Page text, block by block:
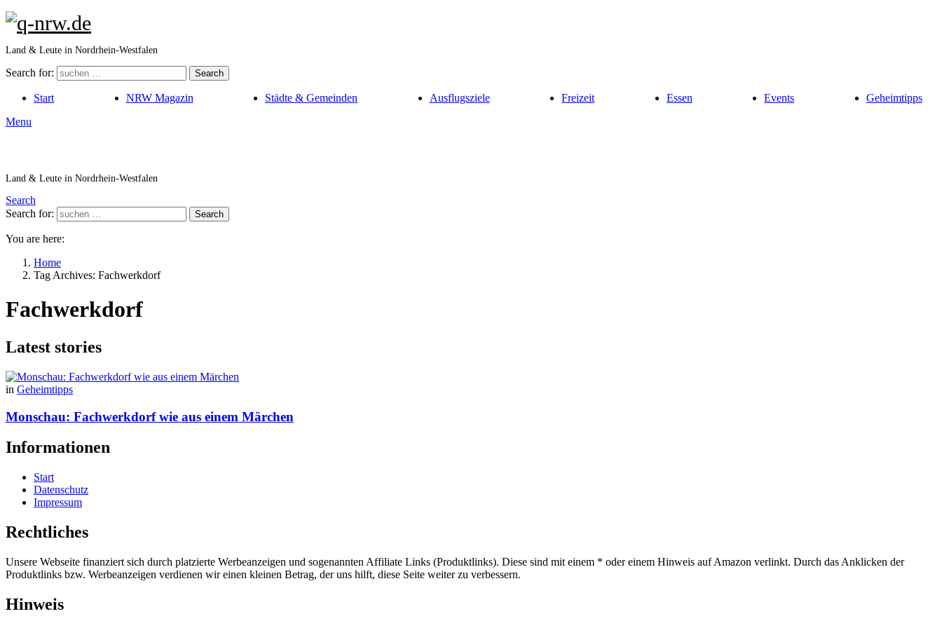
Land & Leute in Nordrhein-Westfalen
Search for: Search
Start NRW Magazin Städte & Gemeinden Ausflugsziele Freizeit Essen Events
Geheimtipps
Menu
Land & Leute in Nordrhein-Westfalen
Search
Search for:
Search
You are here:
Home
Tag Archives: Fachwerkdorf
Fachwerkdorf
Latest stories
in Geheimtipps
Monschau: Fachwerkdorf wie aus einem Märchen
Informationen
Start
Datenschutz
Impressum
Rechtliches
Unsere Webseite finanziert sich durch platzierte Werbeanzeigen und sogenannten Affiliate Links (Produktlinks). Diese sind mit einem * oder einem Hinweis auf Amazon verlinkt. Durch das Anklicken der
Produktlinks bzw. Werbeanzeigen verdienen wir einen kleinen Betrag, der uns hilft, diese Seite weiter zu verbessern.
Hinweis